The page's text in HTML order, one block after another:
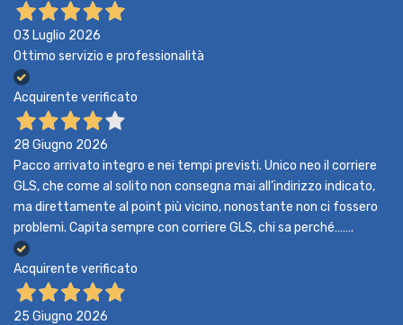
03 Luglio 2026
Ottimo servizio e professionalità
Acquirente verificato
28 Giugno 2026
Pacco arrivato integro e nei tempi previsti. Unico neo il corriere
GLS, che come al solito non consegna mai all’indirizzo indicato,
ma direttamente al point più vicino, nonostante non ci fossero
problemi. Capita sempre con corriere GLS, chi sa perché…….
Acquirente verificato
25 Giugno 2026